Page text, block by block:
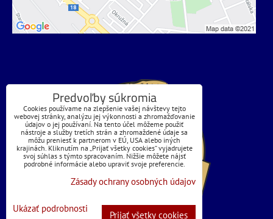
Predvoľby súkromia
Cookies používame na zlepšenie vašej návštevy tejto
webovej stránky, analýzu jej výkonnosti a zhromažďovanie
údajov o jej používaní. Na tento účel môžeme použiť
nástroje a služby tretích strán a zhromaždené údaje sa
môžu preniesť k partnerom v EÚ, USA alebo iných
krajinách. Kliknutím na „Prijať všetky cookies“ vyjadrujete
svoj súhlas s týmto spracovaním. Nižšie môžete nájsť
podrobné informácie alebo upraviť svoje preferencie.
Zásady ochrany osobných údajov
Ukázať podrobnosti
Prijať všetky cookies